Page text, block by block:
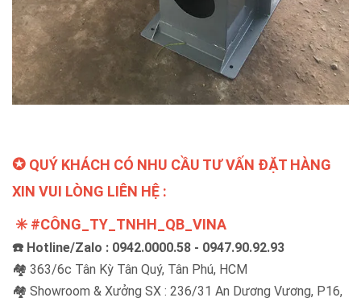
✪ QUÝ KHÁCH CÓ NHU CẦU TƯ VẤN ĐẶT HÀNG
XIN VUI LÒNG LIÊN HỆ :
✳️ #CÔNG_TY_TNHH_QB_VINA
☎️ Hotline/Zalo : 0942.0000.58 - 0947.90.92.93
🏘 363/6c Tân Kỳ Tân Quý, Tân Phú, HCM
🏘 Showroom & Xưởng SX : 236/31 An Dương Vương, P16,